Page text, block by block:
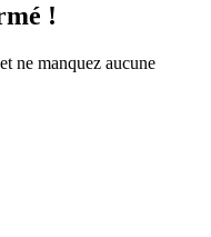
!
ne manquez aucune